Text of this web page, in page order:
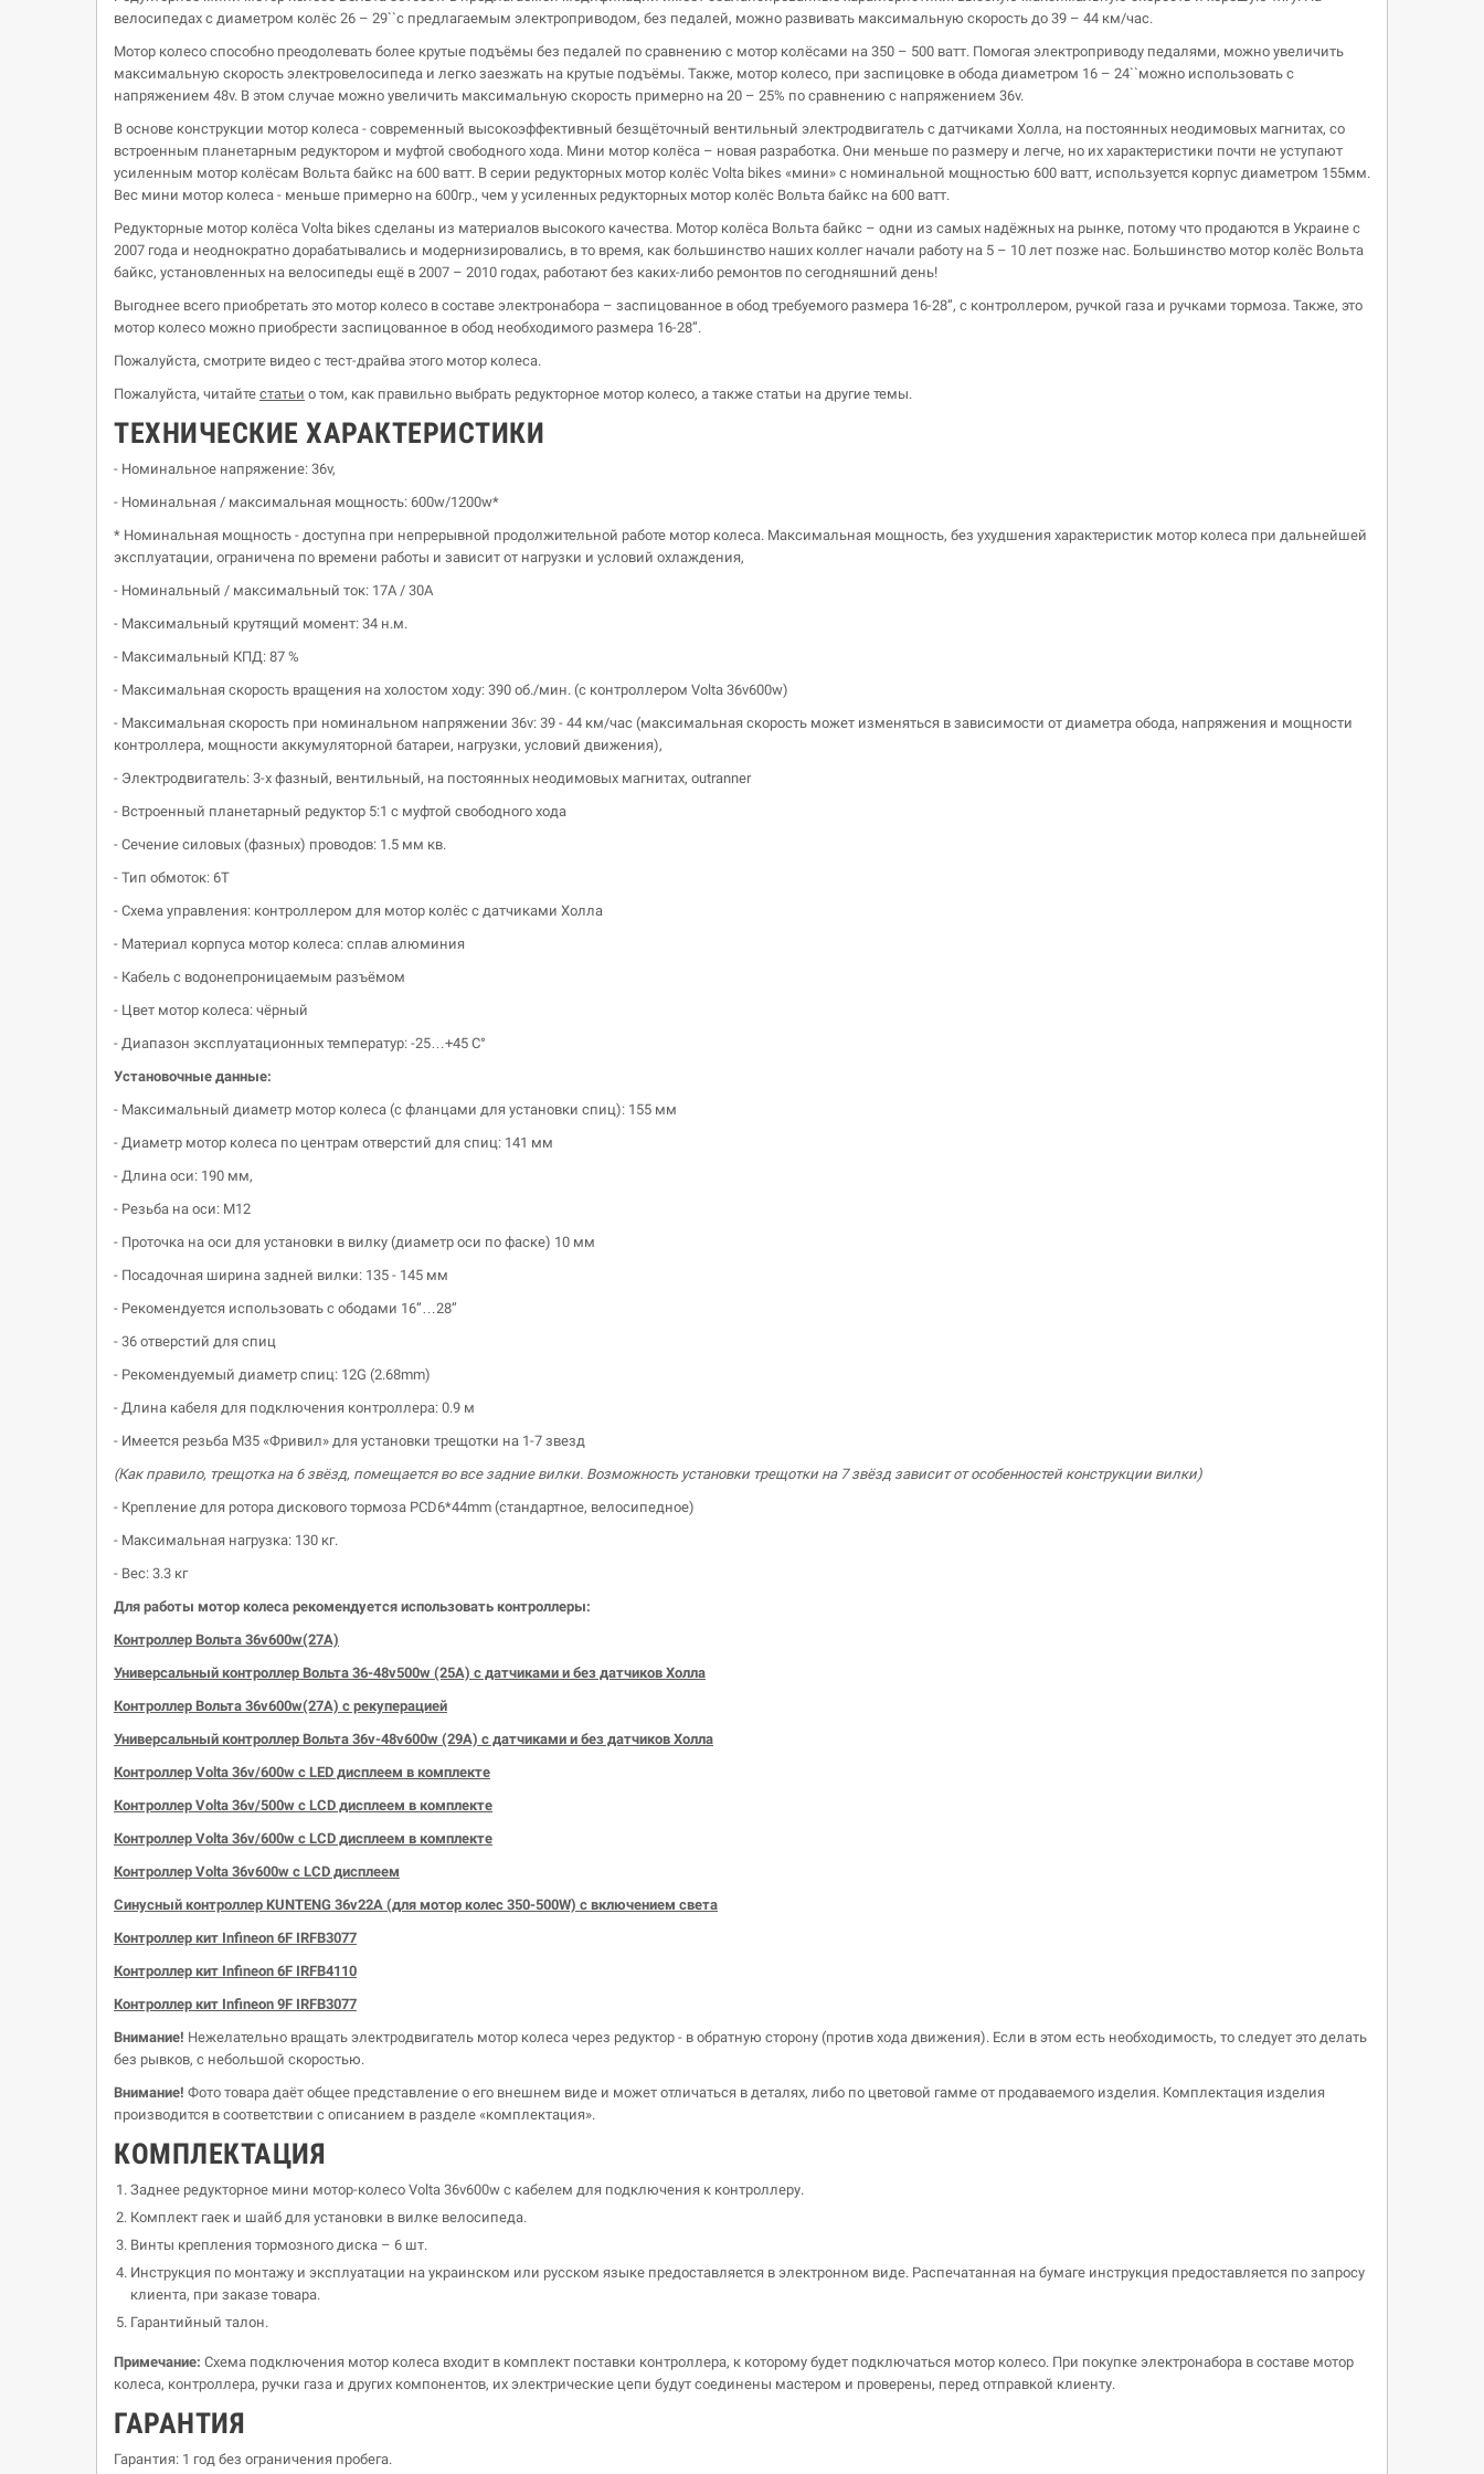
велосипедах с диаметром колёс 26 – 29``с предлагаемым электроприводом, без педалей, можно развивать максимальную скорость до 39 – 44 км/час.
Мотор колесо способно преодолевать более крутые подъёмы без педалей по сравнению с мотор колёсами на 350 – 500 ватт. Помогая электроприводу педалями, можно увеличить
максимальную скорость электровелосипеда и легко заезжать на крутые подъёмы. Также, мотор колесо, при заспицовке в обода диаметром 16 – 24``можно использовать с
напряжением 48v. В этом случае можно увеличить максимальную скорость примерно на 20 – 25% по сравнению с напряжением 36v.
В основе конструкции мотор колеса - современный высокоэффективный безщёточный вентильный электродвигатель с датчиками Холла, на постоянных неодимовых магнитах, со
встроенным планетарным редуктором и муфтой свободного хода. Мини мотор колёса – новая разработка. Они меньше по размеру и легче, но их характеристики почти не уступают
усиленным мотор колёсам Вольта байкс на 600 ватт. В серии редукторных мотор колёс Volta bikes «мини» с номинальной мощностью 600 ватт, используется корпус диаметром 155мм.
Вес мини мотор колеса - меньше примерно на 600гр., чем у усиленных редукторных мотор колёс Вольта байкс на 600 ватт.
Редукторные мотор колёса Volta bikes сделаны из материалов высокого качества. Мотор колёса Вольта байкс – одни из самых надёжных на рынке, потому что продаются в Украине с
2007 года и неоднократно дорабатывались и модернизировались, в то время, как большинство наших коллег начали работу на 5 – 10 лет позже нас. Большинство мотор колёс Вольта
байкс, установленных на велосипеды ещё в 2007 – 2010 годах, работают без каких-либо ремонтов по сегодняшний день!
Выгоднее всего приобретать это мотор колесо в составе электронабора – заспицованное в обод требуемого размера 16-28”, с контроллером, ручкой газа и ручками тормоза. Также, это
мотор колесо можно приобрести заспицованное в обод необходимого размера 16-28”.
Пожалуйста, смотрите видео с тест-драйва этого мотор колеса.
Пожалуйста, читайте статьи о том, как правильно выбрать редукторное мотор колесо, а также статьи на другие темы.
ТЕХНИЧЕСКИЕ ХАРАКТЕРИСТИКИ
- Номинальное напряжение: 36v,
- Номинальная / максимальная мощность: 600w/1200w*
* Номинальная мощность - доступна при непрерывной продолжительной работе мотор колеса. Максимальная мощность, без ухудшения характеристик мотор колеса при дальнейшей
эксплуатации, ограничена по времени работы и зависит от нагрузки и условий охлаждения,
- Номинальный / максимальный ток: 17А / 30А
- Максимальный крутящий момент: 34 н.м.
- Максимальный КПД: 87 %
- Максимальная скорость вращения на холостом ходу: 390 об./мин. (с контроллером Volta 36v600w)
- Максимальная скорость при номинальном напряжении 36v: 39 - 44 км/час (максимальная скорость может изменяться в зависимости от диаметра обода, напряжения и мощности
контроллера, мощности аккумуляторной батареи, нагрузки, условий движения),
- Электродвигатель: 3-х фазный, вентильный, на постоянных неодимовых магнитах, outranner
- Встроенный планетарный редуктор 5:1 с муфтой свободного хода
- Сечение силовых (фазных) проводов: 1.5 мм кв.
- Тип обмоток: 6Т
- Схема управления: контроллером для мотор колёс с датчиками Холла
- Материал корпуса мотор колеса: сплав алюминия
- Кабель с водонепроницаемым разъёмом
- Цвет мотор колеса: чёрный
- Диапазон эксплуатационных температур: -25…+45 С°
Установочные данные:
- Максимальный диаметр мотор колеса (с фланцами для установки спиц): 155 мм
- Диаметр мотор колеса по центрам отверстий для спиц: 141 мм
- Длина оси: 190 мм,
- Резьба на оси: М12
- Проточка на оси для установки в вилку (диаметр оси по фаске) 10 мм
- Посадочная ширина задней вилки: 135 - 145 мм
- Рекомендуется использовать с ободами 16”…28”
- 36 отверстий для спиц
- Рекомендуемый диаметр спиц: 12G (2.68mm)
- Длина кабеля для подключения контроллера: 0.9 м
- Имеется резьба М35 «Фривил» для установки трещотки на 1-7 звезд
(Как правило, трещотка на 6 звёзд, помещается во все задние вилки. Возможность установки трещотки на 7 звёзд зависит от особенностей конструкции вилки)
- Крепление для ротора дискового тормоза PCD6*44mm (стандартное, велосипедное)
- Максимальная нагрузка: 130 кг.
- Вес: 3.3 кг
Для работы мотор колеса рекомендуется использовать контроллеры:
Контроллер Вольта 36v600w(27А)
Универсальный контроллер Вольта 36-48v500w (25А) с датчиками и без датчиков Холла
Контроллер Вольта 36v600w(27А) c рекуперацией
Универсальный контроллер Вольта 36v-48v600w (29А) с датчиками и без датчиков Холла
Контроллер Volta 36v/600w с LED дисплеем в комплекте
Контроллер Volta 36v/500w с LCD дисплеем в комплекте
Контроллер Volta 36v/600w с LCD дисплеем в комплекте
Контроллер Volta 36v600w с LCD дисплеем
Синусный контроллер KUNTENG 36v22A (для мотор колес 350-500W) с включением света
Контроллер кит Infineon 6F IRFB3077
Контроллер кит Infineon 6F IRFB4110
Контроллер кит Infineon 9F IRFB3077
Внимание! Нежелательно вращать электродвигатель мотор колеса через редуктор - в обратную сторону (против хода движения). Если в этом есть необходимость, то следует это делать
без рывков, с небольшой скоростью.
Внимание! Фото товара даёт общее представление о его внешнем виде и может отличаться в деталях, либо по цветовой гамме от продаваемого изделия. Комплектация изделия
производится в соответствии с описанием в разделе «комплектация».
КОМПЛЕКТАЦИЯ
Заднее редукторное мини мотор-колесо Volta 36v600w с кабелем для подключения к контроллеру.
Комплект гаек и шайб для установки в вилке велосипеда.
Винты крепления тормозного диска – 6 шт.
Инструкция по монтажу и эксплуатации на украинском или русском языке предоставляется в электронном виде. Распечатанная на бумаге инструкция предоставляется по запросу
клиента, при заказе товара.
Гарантийный талон.
Примечание: Схема подключения мотор колеса входит в комплект поставки контроллера, к которому будет подключаться мотор колесо. При покупке электронабора в составе мотор
колеса, контроллера, ручки газа и других компонентов, их электрические цепи будут соединены мастером и проверены, перед отправкой клиенту.
ГАРАНТИЯ
Гарантия: 1 год без ограничения пробега.